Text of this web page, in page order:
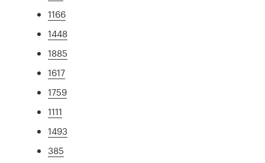
1166
1448
1885
1617
1759
1111
1493
385